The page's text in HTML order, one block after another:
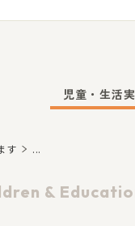
児童・生活
す ...
&